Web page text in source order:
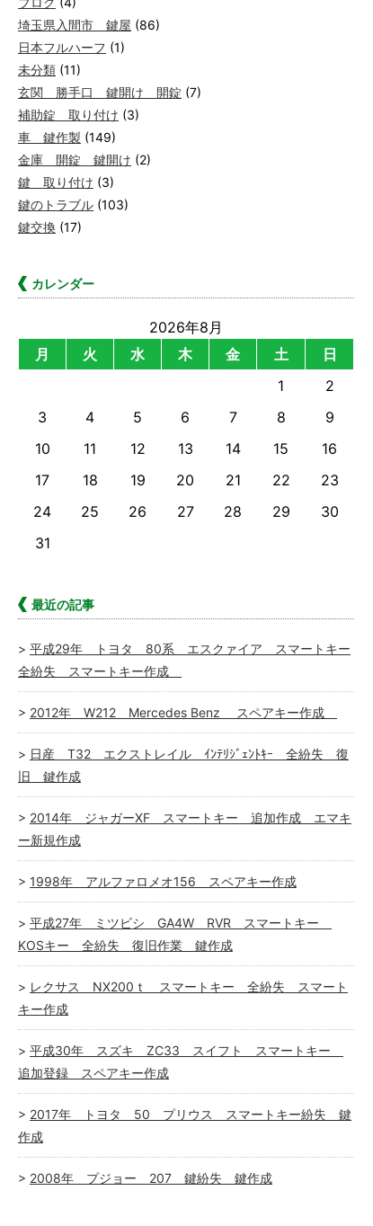
埼玉県入間市 鍵屋 (86)
日本フルハーフ (1)
未分類 (11)
玄関 勝手口 鍵開け 開錠 (7)
補助錠 取り付け (3)
車 鍵作製 (149)
金庫 開錠 鍵開け (2)
鍵 取り付け (3)
鍵のトラブル (103)
鍵交換 (17)
カレンダー
2026年8月
月
火 水 木 金 土
日
1
2
3
4 5 6 7 8
9
10
11 12 13 14 15
16
17
18 19 20 21 22
23
24
25 26 27 28 29
30
31
最近の記事
平成29年 トヨタ 80系 エスクァイア スマートキー
全紛失 スマートキー作成
2012年 W212 Mercedes Benz スペアキー作成
日産 T32 エクストレイル ｲﾝﾃﾘｼﾞｪﾝﾄｷｰ 全紛失 復
旧 鍵作成
2014年 ジャガーXF スマートキー 追加作成 エマキ
ー新規作成
1998年 アルファロメオ156 スペアキー作成
平成27年 ミツビシ GA4W RVR スマートキー
KOSキー 全紛失 復旧作業 鍵作成
レクサス NX200ｔ スマートキー 全紛失 スマート
キー作成
平成30年 スズキ ZC33 スイフト スマートキー
追加登録 スペアキー作成
2017年 トヨタ 50 プリウス スマートキー紛失 鍵
作成
2008年 プジョー 207 鍵紛失 鍵作成